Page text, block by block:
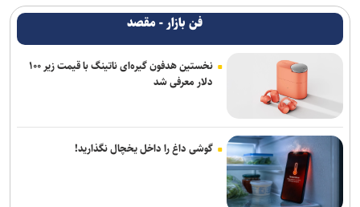
فن بازار - مقصد
نخستین هدفون گیره‌ای ناتینگ با قیمت زیر ۱۰۰
دلار معرفی شد
گوشی داغ را داخل یخچال نگذارید!